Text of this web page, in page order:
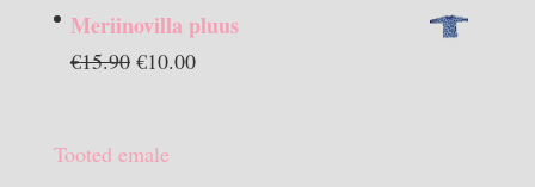
on:
Meriinovilla pluus
€15.90 Algne
€15.90.
€10.00Praegune
Tooted emale